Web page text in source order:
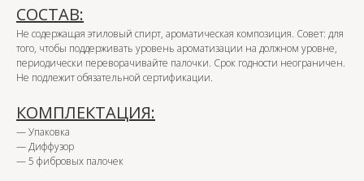
СОСТАВ:
Не содержащая этиловый спирт, ароматическая композиция. Совет: для
того, чтобы поддерживать уровень ароматизации на должном уровне,
периодически переворачивайте палочки. Срок годности неограничен.
Не подлежит обязательной сертификации.
КОМПЛЕКТАЦИЯ:
—Упаковка
—Диффузор
—5 фибровых палочек